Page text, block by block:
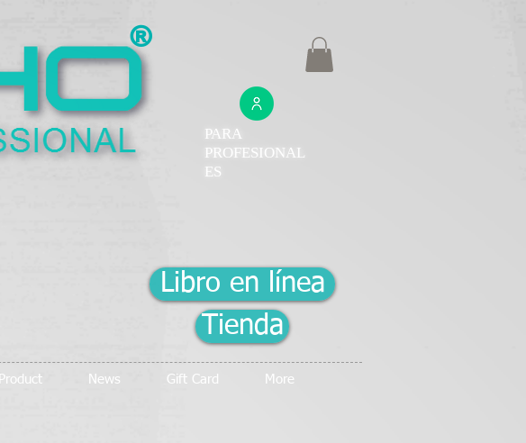
®
PARA
PROFESIONAL
ES
Libro en línea
Tienda
Product News Gift Card More